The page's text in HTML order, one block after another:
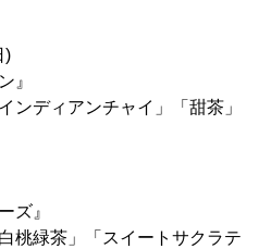
)
』
ンディアンチャイ」「甜茶」
ズ』
桃緑茶」「スイートサクラテ